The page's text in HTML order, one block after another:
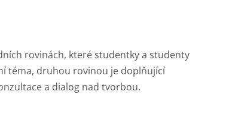
rovinách, které studentky a studenty
téma, druhou rovinou je doplňující
a dialog nad tvorbou.